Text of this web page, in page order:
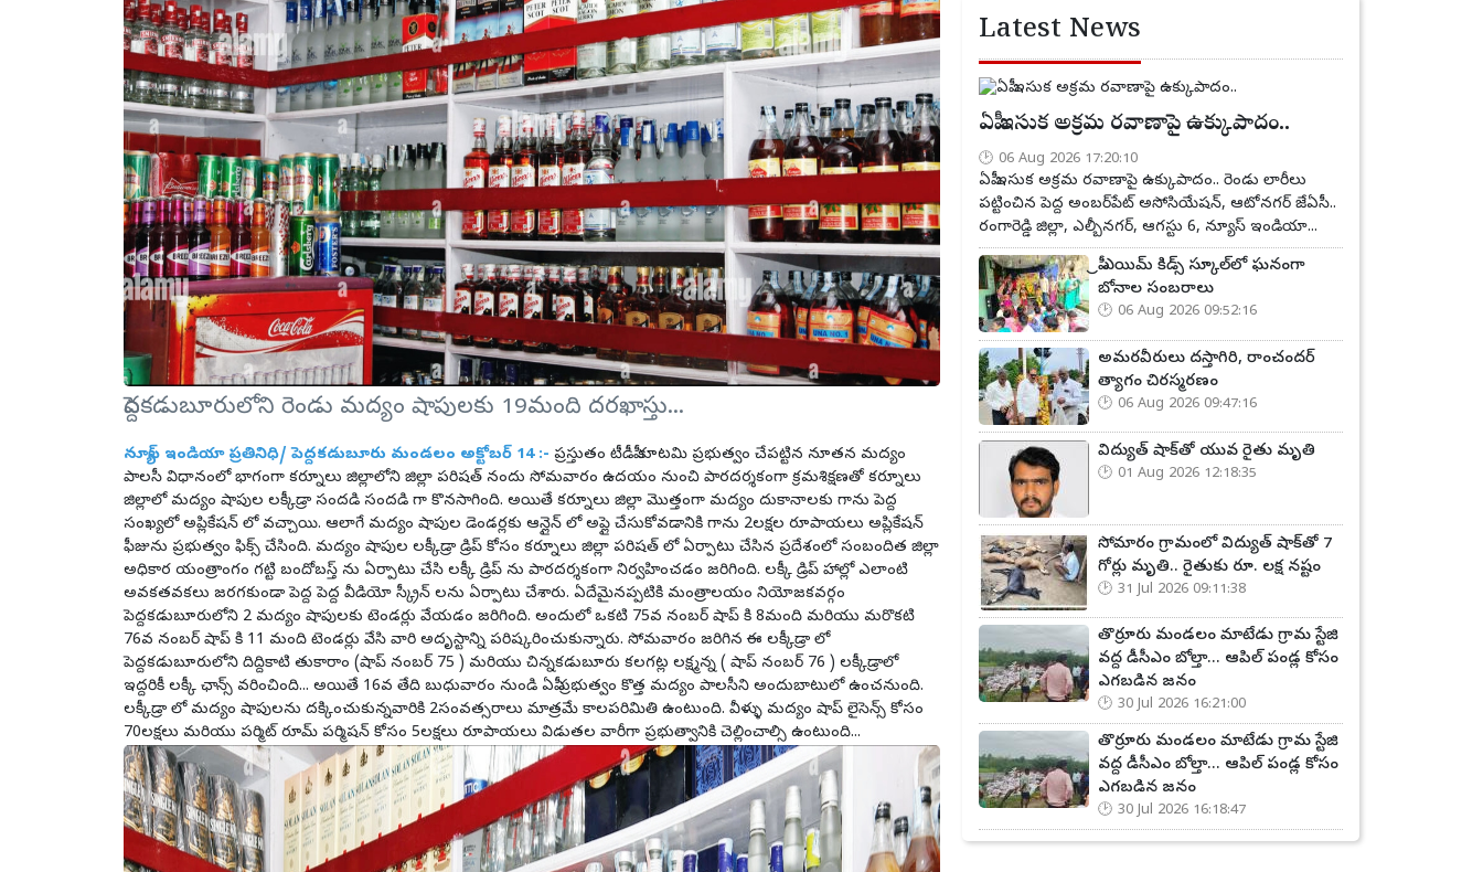
పెద్దకడుబూరులోని రెండు మద్యం షాపులకు 19మంది దరఖాస్తు...
న్యూస్ ఇండియా ప్రతినిధి/ పెద్దకడుబూరు మండలం అక్టోబర్ 14 :- ప్రస్తుతం టీడీపీ కూటమి ప్రభుత్వం చేపట్టిన నూతన మద్యం
పాలసీ విధానంలో భాగంగా కర్నూలు జిల్లాలోని జిల్లా పరిషత్ నందు సోమవారం ఉదయం నుంచి పారదర్శకంగా క్రమశిక్షణతో కర్నూలు
జిల్లాలో మద్యం షాపుల లక్కీడ్రా సందడి సందడి గా కొనసాగింది. అయితే కర్నూలు జిల్లా మొత్తంగా మద్యం దుకానాలకు గాను పెద్ద
సంఖ్యలో అప్లికేషన్ లో వచ్చాయి. ఆలాగే మద్యం షాపుల డెండర్లకు ఆన్లైన్ లో అప్లై చేసుకోవడానికి గాను 2లక్షల రూపాయలు అప్లికేషన్
ఫీజును ప్రభుత్వం ఫిక్స్ చేసింది. మద్యం షాపుల లక్కీడ్రా డ్రిప్ కోసం కర్నూలు జిల్లా పరిషత్ లో ఏర్పాటు చేసిన ప్రదేశంలో సంబందిత జిల్లా
అధికార యంత్రాంగం గట్టి బందోబస్త్ ను ఏర్పాటు చేసి లక్కీ డ్రిప్ ను పారదర్శకంగా నిర్వహించడం జరిగింది. లక్కీ డ్రిప్ హాల్లో ఎలాంటి
అవకతవకలు జరగకుండా పెద్ద పెద్ద వీడియో స్క్రీన్ లను ఏర్పాటు చేశారు. ఏదేమైనప్పటికి మంత్రాలయం నియోజకవర్గం
పెద్దకడుబూరులోని 2 మద్యం షాపులకు టెండర్లు వేయడం జరిగింది. అందులో ఒకటి 75వ నంబర్ షాప్ కి 8మంది మరియు మరొకటి
76వ నంబర్ షాప్ కి 11 మంది టెండర్లు వేసి వారి అదృస్టాన్ని పరిష్కరించుకున్నారు. సోమవారం జరిగిన ఈ లక్కీడ్రా లో
పెద్దకడుబూరులోని దిద్దికాటి తుకారాం (షాప్ నంబర్ 75 ) మరియు చిన్నకడుబూరు కలగట్ల లక్ష్మన్న ( షాప్ నంబర్ 76 ) లక్కీడ్రాలో
ఇద్దరికీ లక్కీ ఛాన్స్ వరించింది... అయితే 16వ తేది బుధువారం నుండి ఏపీ ప్రభుత్వం కొత్త మద్యం పాలసీని అందుబాటులో ఉంచనుంది.
లక్కీడ్రా లో మద్యం షాపులను దక్కించుకున్నవారికి 2సంవత్సరాలు మాత్రమే కాలపరిమితి ఉంటుంది. వీళ్ళు మద్యం షాప్ లైసెన్స్ కోసం
70లక్షలు మరియు పర్మిట్ రూమ్ పర్మిషన్ కోసం 5లక్షలు రూపాయలు విడుతల వారీగా ప్రభుత్వానికి చెల్లించాల్సి ఉంటుంది...
Latest News
ఏపీ ఇసుక అక్రమ రవాణాపై ఉక్కుపాదం..
06 Aug 2026 17:20:10
ఏపీ ఇసుక అక్రమ రవాణాపై ఉక్కుపాదం.. రెండు లారీలు
పట్టించిన పెద్ద అంబర్‌పేట్ అసోసియేషన్, ఆటోనగర్ జేఏసీ..
రంగారెడ్డి జిల్లా, ఎల్బీనగర్, ఆగస్టు 6, న్యూస్ ఇండియా...
ప్రీ ఎయిమ్ కిడ్స్ స్కూల్‌లో ఘనంగా
బోనాల సంబరాలు
06 Aug 2026 09:52:16
అమరవీరులు దస్తాగిరి, రాంచందర్
త్యాగం చిరస్మరణం
06 Aug 2026 09:47:16
విద్యుత్ షాక్‌తో యువ రైతు మృతి
01 Aug 2026 12:18:35
సోమారం గ్రామంలో విద్యుత్ షాక్‌తో 7
గోర్లు మృతి.. రైతుకు రూ. లక్ష నష్టం
31 Jul 2026 09:11:38
తొర్రూరు మండలం మాటేడు గ్రామ స్టేజి
వద్ద డీసీఎం బోల్తా... ఆపిల్ పండ్ల కోసం
ఎగబడిన జనం
30 Jul 2026 16:21:00
తొర్రూరు మండలం మాటేడు గ్రామ స్టేజి
వద్ద డీసీఎం బోల్తా... ఆపిల్ పండ్ల కోసం
ఎగబడిన జనం
30 Jul 2026 16:18:47